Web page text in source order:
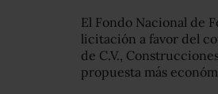
El Fondo Nacional de
licitación a favor del
de C.V.,
propuesta más